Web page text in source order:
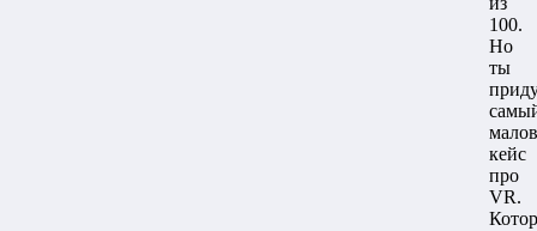
100.
Но
ты
кейс
про
VR.